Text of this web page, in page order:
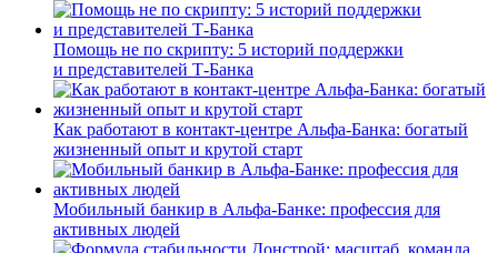
Помощь не по скрипту: 5 историй поддержки
и представителей Т-Банка
Как работают в контакт-центре Альфа-Банка: богатый
жизненный опыт и крутой старт
Мобильный банкир в Альфа-Банке: профессия для
активных людей